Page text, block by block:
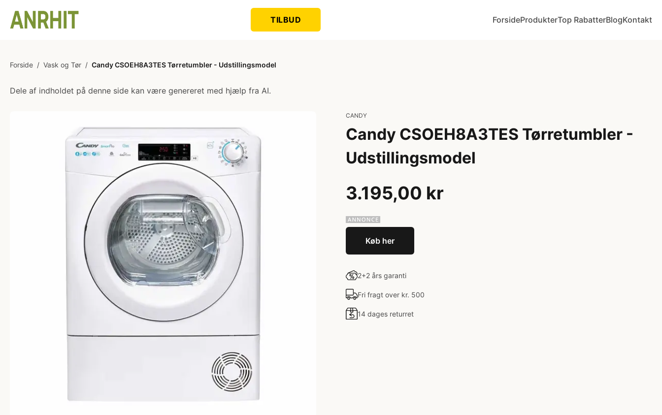
TILBUD ForsideProdukterTop RabatterBlogKontakt
Forside / Vask og Tør / Candy CSOEH8A3TES Tørretumbler - Udstillingsmodel
Dele af indholdet på denne side kan være genereret med hjælp fra AI.
CANDY
Candy CSOEH8A3TES Tørretumbler -
Udstillingsmodel
3.195,00 kr
Køb her
2+2 års garanti
Fri fragt over kr. 500
14 dages returret